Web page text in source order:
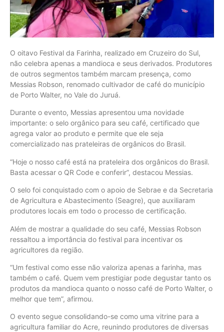
O oitavo Festival da Farinha, realizado em Cruzeiro do Sul,
não celebra apenas a mandioca e seus derivados. Produtores
de outros segmentos também marcam presença, como
Messias Robson, renomado cultivador de café do município
de Porto Walter, no Vale do Juruá.
Durante o evento, Messias apresentou uma novidade
importante: o selo orgânico para seu café, certificado que
agrega valor ao produto e permite que ele seja
comercializado nas prateleiras de orgânicos do Brasil.
“Hoje o nosso café está na prateleira dos orgânicos do Brasil.
Basta acessar o QR Code e conferir”, destacou Messias.
O selo foi conquistado com o apoio de Sebrae e da Secretaria
de Agricultura e Abastecimento (Seagre), que auxiliaram
produtores locais em todo o processo de certificação.
Além de mostrar a qualidade do seu café, Messias Robson
ressaltou a importância do festival para incentivar os
agricultores da região.
“Um festival como esse não valoriza apenas a farinha, mas
também o café. Quem vem prestigiar pode degustar tanto os
produtos da mandioca quanto o nosso café de Porto Walter, o
melhor que tem”, afirmou.
O evento segue consolidando-se como uma vitrine para a
agricultura familiar do Acre, reunindo produtores de diversas